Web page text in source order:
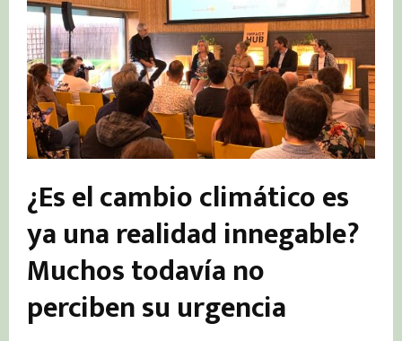
¿Es el cambio climático es
ya una realidad innegable?
Muchos todavía no
perciben su urgencia